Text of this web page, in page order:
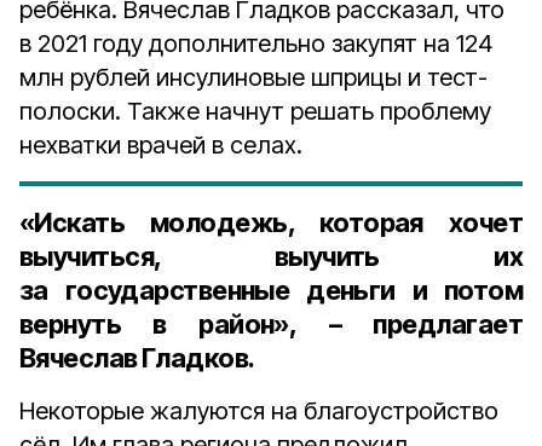
ребёнка. Вячеслав Гладков рассказал, что
в 2021 году дополнительно закупят на 124
млн рублей инсулиновые шприцы и тест-
полоски. Также начнут решать проблему
нехватки врачей в селах.
«Искать молодежь, которая хочет
выучиться, выучить их
за государственные деньги и потом
вернуть в район», – предлагает
Вячеслав Гладков.
Некоторые жалуются на благоустройство